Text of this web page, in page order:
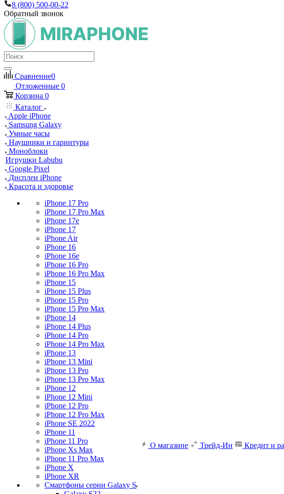
8 (800) 500-00-22
Обратный звонок
Сравнение0
Отложенные 0
Корзина 0
Каталог
Apple iPhone
Samsung Galaxy
Умные часы
Наушники и гарнитуры
Моноблоки
Игрушки Labubu
Google Pixel
Дисплеи iPhone
Красота и здоровье
iPhone 17 Pro
iPhone 17 Pro Max
iPhone 17e
iPhone 17
iPhone Air
iPhone 16
iPhone 16e
iPhone 16 Pro
iPhone 16 Pro Max
iPhone 15
iPhone 15 Plus
iPhone 15 Pro
iPhone 15 Pro Max
iPhone 14
iPhone 14 Plus
iPhone 14 Pro
iPhone 14 Pro Max
iPhone 13
iPhone 13 Mini
iPhone 13 Pro
iPhone 13 Pro Max
iPhone 12
iPhone 12 Mini
iPhone 12 Pro
iPhone 12 Pro Max
iPhone SE 2022
iPhone 11
iPhone 11 Pro
iPhone Xs Max
iPhone 11 Pro Max
iPhone X
iPhone XR
Смартфоны серии Galaxy S
О магазине Трейд-Ин Кредит и